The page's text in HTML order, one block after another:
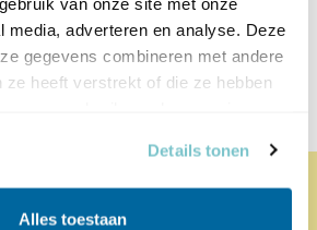
media, adverteren en analyse. Deze
gegevens combineren met andere
ze heeft verstrekt of die ze hebben
Details tonen
Alles toestaan